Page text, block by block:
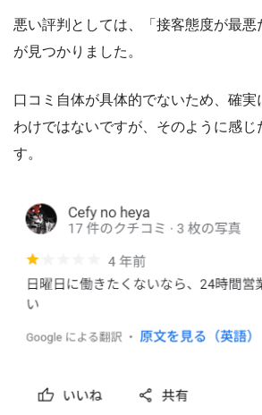
悪い評判としては、「接客態度が最
が見つかりました。
口コミ自体が具体的でないため、確実
わけではないですが、そのように感じ
す。